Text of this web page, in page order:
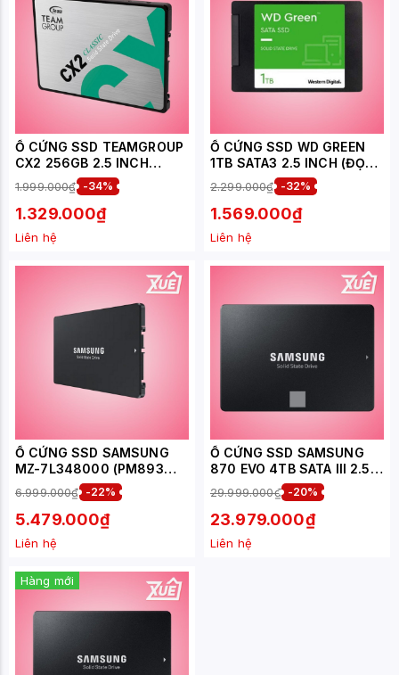
Ổ CỨNG SSD TEAMGROUP
CX2 256GB 2.5 INCH
SATA3 (ĐỌC 520MB/S, GHI
430MB/S) -
(T253X6256G0C101)
1.999.000₫ -34%
1.329.000₫
Liên hệ
Ổ CỨNG SSD WD GREEN
1TB SATA3 2.5 INCH (ĐỌC
545MB/S - GHI 465MB/S) -
(WDS100T3G0A)
2.299.000₫ -32%
1.569.000₫
Liên hệ
Ổ CỨNG SSD SAMSUNG
MZ-7L348000 (PM893
480GB 2.5 INCH SATA
ENTERPRISE)
6.999.000₫ -22%
5.479.000₫
Liên hệ
Ổ CỨNG SSD SAMSUNG
870 EVO 4TB SATA III 2.5
INCH ( ĐỌC 560MB/S -
GHI 530MB/S) - (MZ-
77E4T0BW)
29.999.000₫ -20%
23.979.000₫
Liên hệ
Hàng mới